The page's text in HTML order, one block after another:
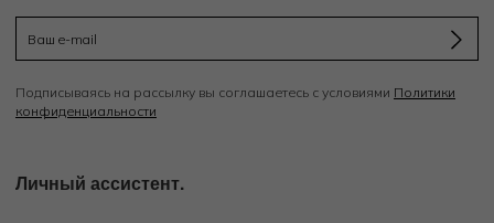
Подписываясь на рассылку вы соглашаетесь с условиями Политики
конфиденциальности
Личный ассистент.